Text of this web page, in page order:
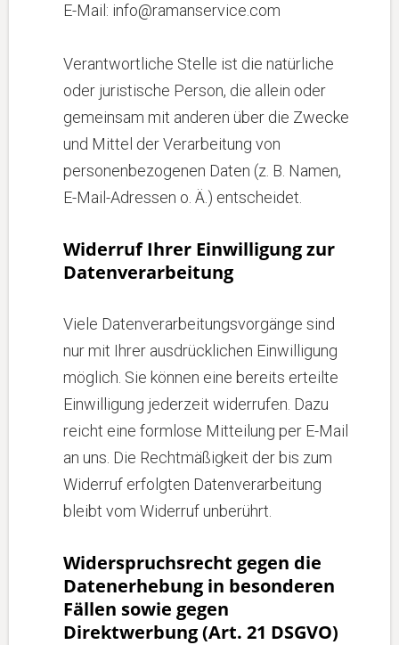
E-Mail: info@ramanservice.com
Verantwortliche Stelle ist die natürliche
oder juristische Person, die allein oder
gemeinsam mit anderen über die Zwecke
und Mittel der Verarbeitung von
personenbezogenen Daten (z. B. Namen,
E-Mail-Adressen o. Ä.) entscheidet.
Widerruf Ihrer Einwilligung zur
Datenverarbeitung
Viele Datenverarbeitungsvorgänge sind
nur mit Ihrer ausdrücklichen Einwilligung
möglich. Sie können eine bereits erteilte
Einwilligung jederzeit widerrufen. Dazu
reicht eine formlose Mitteilung per E-Mail
an uns. Die Rechtmäßigkeit der bis zum
Widerruf erfolgten Datenverarbeitung
bleibt vom Widerruf unberührt.
Widerspruchsrecht gegen die
Datenerhebung in besonderen
Fällen sowie gegen
Direktwerbung (Art. 21 DSGVO)